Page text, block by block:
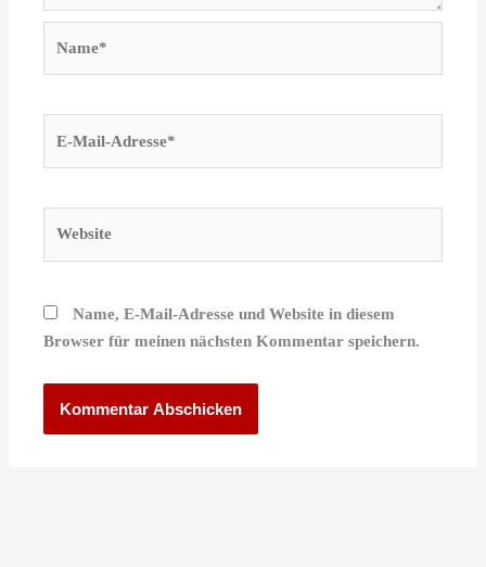
Name, E-Mail-Adresse und Website in diesem
Browser für meinen nächsten Kommentar speichern.